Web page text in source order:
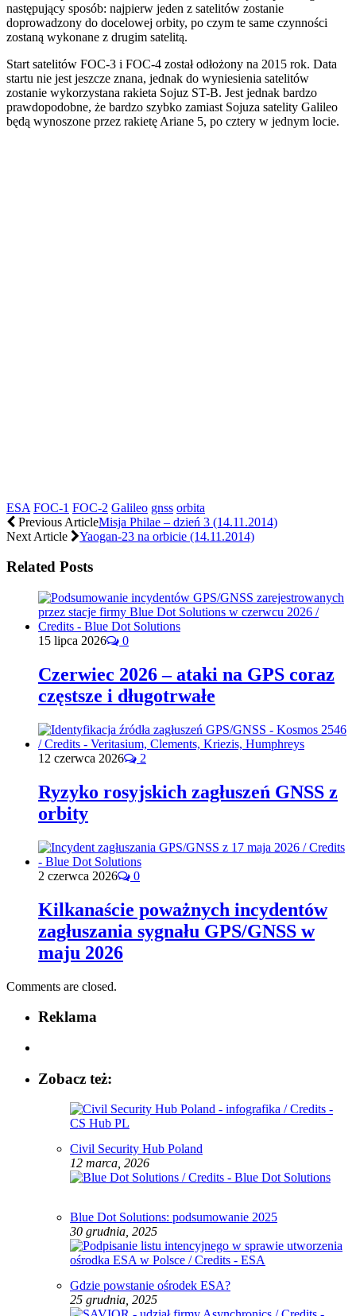
następujący sposób: najpierw jeden z satelitów zostanie
doprowadzony do docelowej orbity, po czym te same czynności
zostaną wykonane z drugim satelitą.
Start satelitów FOC-3 i FOC-4 został odłożony na 2015 rok. Data
startu nie jest jeszcze znana, jednak do wyniesienia satelitów
zostanie wykorzystana rakieta Sojuz ST-B. Jest jednak bardzo
prawdopodobne, że bardzo szybko zamiast Sojuza satelity Galileo
będą wynoszone przez rakietę Ariane 5, po cztery w jednym locie.
ESA FOC-1 FOC-2 Galileo gnss orbita
Previous ArticleMisja Philae – dzień 3 (14.11.2014)
Next Article
Yaogan-23 na orbicie (14.11.2014)
Related Posts
15 lipca 2026 0
Czerwiec 2026 – ataki na GPS coraz
częstsze i długotrwałe
12 czerwca 2026 2
Ryzyko rosyjskich zagłuszeń GNSS z
orbity
2 czerwca 2026 0
Kilkanaście poważnych incydentów
zagłuszania sygnału GPS/GNSS w
maju 2026
Comments are closed.
Reklama
Zobacz też:
Civil Security Hub Poland
12 marca, 2026
Blue Dot Solutions: podsumowanie 2025
30 grudnia, 2025
Gdzie powstanie ośrodek ESA?
25 grudnia, 2025